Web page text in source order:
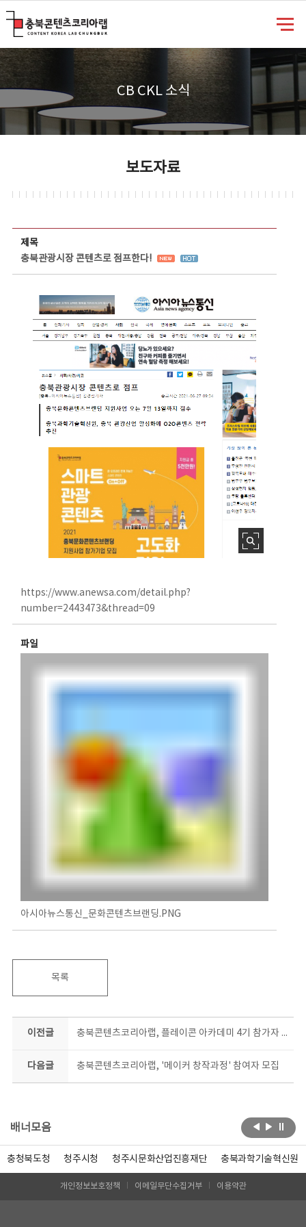
CB CKL 소식
보도자료
제목
충북관광시장 콘텐츠로 점프한다!
https://www.anewsa.com/detail.php?
number=2443473&thread=09
파일
아시아뉴스통신_문화콘텐츠브랜딩.PNG
목록
이전글 충북콘텐츠코리아랩, 플레이콘 아카데미 4기 참가자 모집
다음글 충북콘텐츠코리아랩, '메이커 창작과정' 참여자 모집
배너모음
충청북도청 청주시청 청주시문화산업진흥재단 충북과학기술혁신원
개인정보보호정책 이메일무단수집거부 이용약관